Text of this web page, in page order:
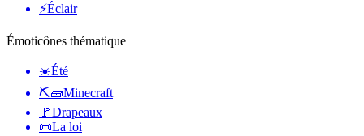
⚡Éclair
Émoticônes thématique
☀️Été
⛏🧱Minecraft
🚩Drapeaux
📜La loi